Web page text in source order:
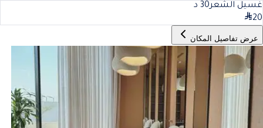
غسيل الشعر30 د
20
عرض تفاصيل المكان